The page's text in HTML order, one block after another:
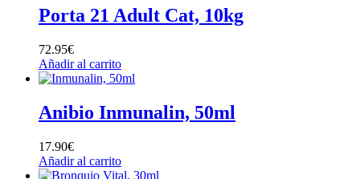
Porta 21 Adult Cat, 10kg
72.95€
Añadir al carrito
Anibio Inmunalin, 50ml
17.90€
Añadir al carrito